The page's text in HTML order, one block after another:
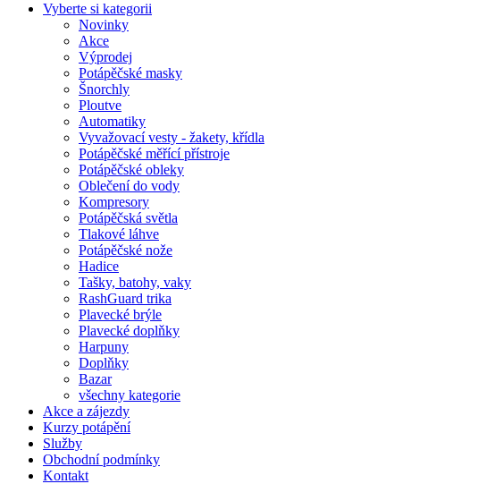
Vyberte si kategorii
Novinky
Akce
Výprodej
Potápěčské masky
Šnorchly
Ploutve
Automatiky
Vyvažovací vesty - žakety, křídla
Potápěčské měřící přístroje
Potápěčské obleky
Oblečení do vody
Kompresory
Potápěčská světla
Tlakové láhve
Potápěčské nože
Hadice
Tašky, batohy, vaky
RashGuard trika
Plavecké brýle
Plavecké doplňky
Harpuny
Doplňky
Bazar
všechny kategorie
Akce a zájezdy
Kurzy potápění
Služby
Obchodní podmínky
Kontakt